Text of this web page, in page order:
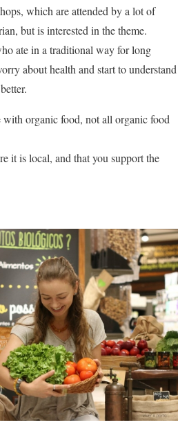
which are attended by a lot of
but is interested in the theme.
ate in a traditional way for long
about health and start to understand
with organic food, not all organic food
it is local, and that you support the